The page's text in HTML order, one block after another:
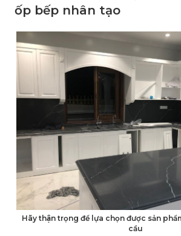
ốp bếp nhân tạo
Hãy thận trọng để lựa chọn được sản
cầu